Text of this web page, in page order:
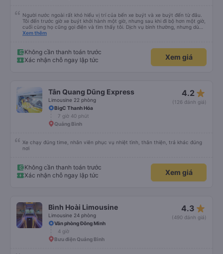
Người nước ngoài rất khó hiểu vị trí của bến xe buýt và xe buýt đến từ đâu.
Tôi đến trước giờ xe buýt khởi hành một giờ, nhưng sau khi đi bộ hơn một giờ,
cuối cùng họ cũng gọi điện và tìm thấy tôi. Dịch vụ bình thường, nhưng dù
sao thì tôi ngủ ngon hơn ở khách sạn vì tôi rất thoải mái. Sẽ tuyệt hơn nếu
Xem thêm
Không cần thanh toán trước
Xác nhận chỗ ngay lập tức
Xem giá
Tân Quang Dũng Express
Limousine 22 phòng
4.2 star_rate
(126 đánh giá)
BigC Thanh Hóa
7 giờ 40 phút
Quảng Bình
Xe chạy đúng time, nhân viên phục vụ nhiệt tình, thân thiện, trả khác đúng
nơi
Không cần thanh toán trước
Xác nhận chỗ ngay lập tức
Xem giá
Bình Hoài Limousine
Limousine 24 phòng
4.3 star_rate
(490 đánh giá)
Văn phòng Đông Minh
4 giờ
Bưu điện Quảng Bình